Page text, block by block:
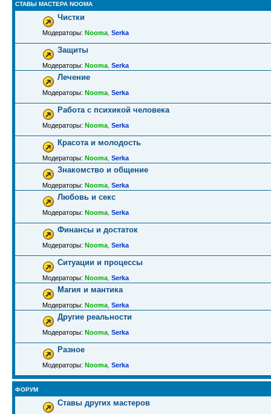
СТАВЫ МАСТЕРА NOOMA
Чистки
Модераторы: Nooma Serka
Защиты
Модераторы: Nooma Serka
Лечение
Модераторы: Nooma Serka
Работа с психикой человека
Модераторы: Nooma Serka
Красота и молодость
Модераторы: Nooma Serka
Знакомство и общение
Модераторы: Nooma Serka
Любовь и секс
Модераторы: Nooma Serka
Финансы и достаток
Модераторы: Nooma Serka
Ситуации и процессы
Модераторы: Nooma Serka
Магия и мантика
Модераторы: Nooma Serka
Другие реальности
Модераторы: Nooma Serka
Разное
Модераторы: Nooma Serka
ФОРУМ
Ставы других мастеров